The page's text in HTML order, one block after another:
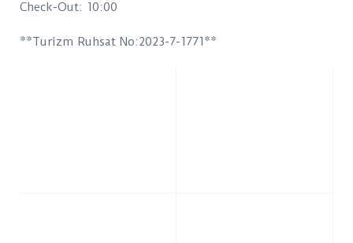
Check-Out: 10:00
**Turizm Ruhsat No:2023-7-1771**